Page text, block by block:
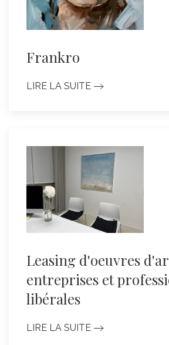
Frankro
LIRE LA SUITE
Leasing d'oeuvres
entreprises et
libérales
LIRE LA SUITE